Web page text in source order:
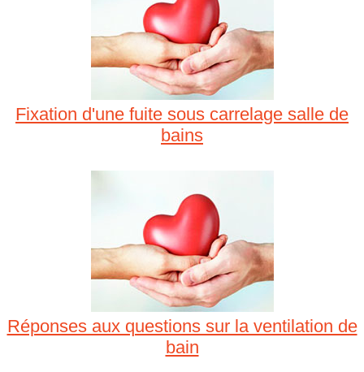
Fixation d'une fuite sous carrelage salle de
bains
Réponses aux questions sur la ventilation de
bain